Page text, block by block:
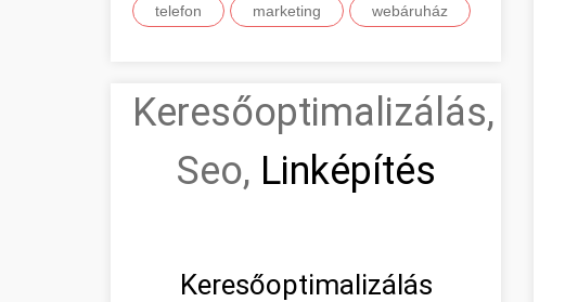
telefon marketing webáruház
Keresőoptimalizálás,
Seo, Linképítés
Keresőoptimalizálás